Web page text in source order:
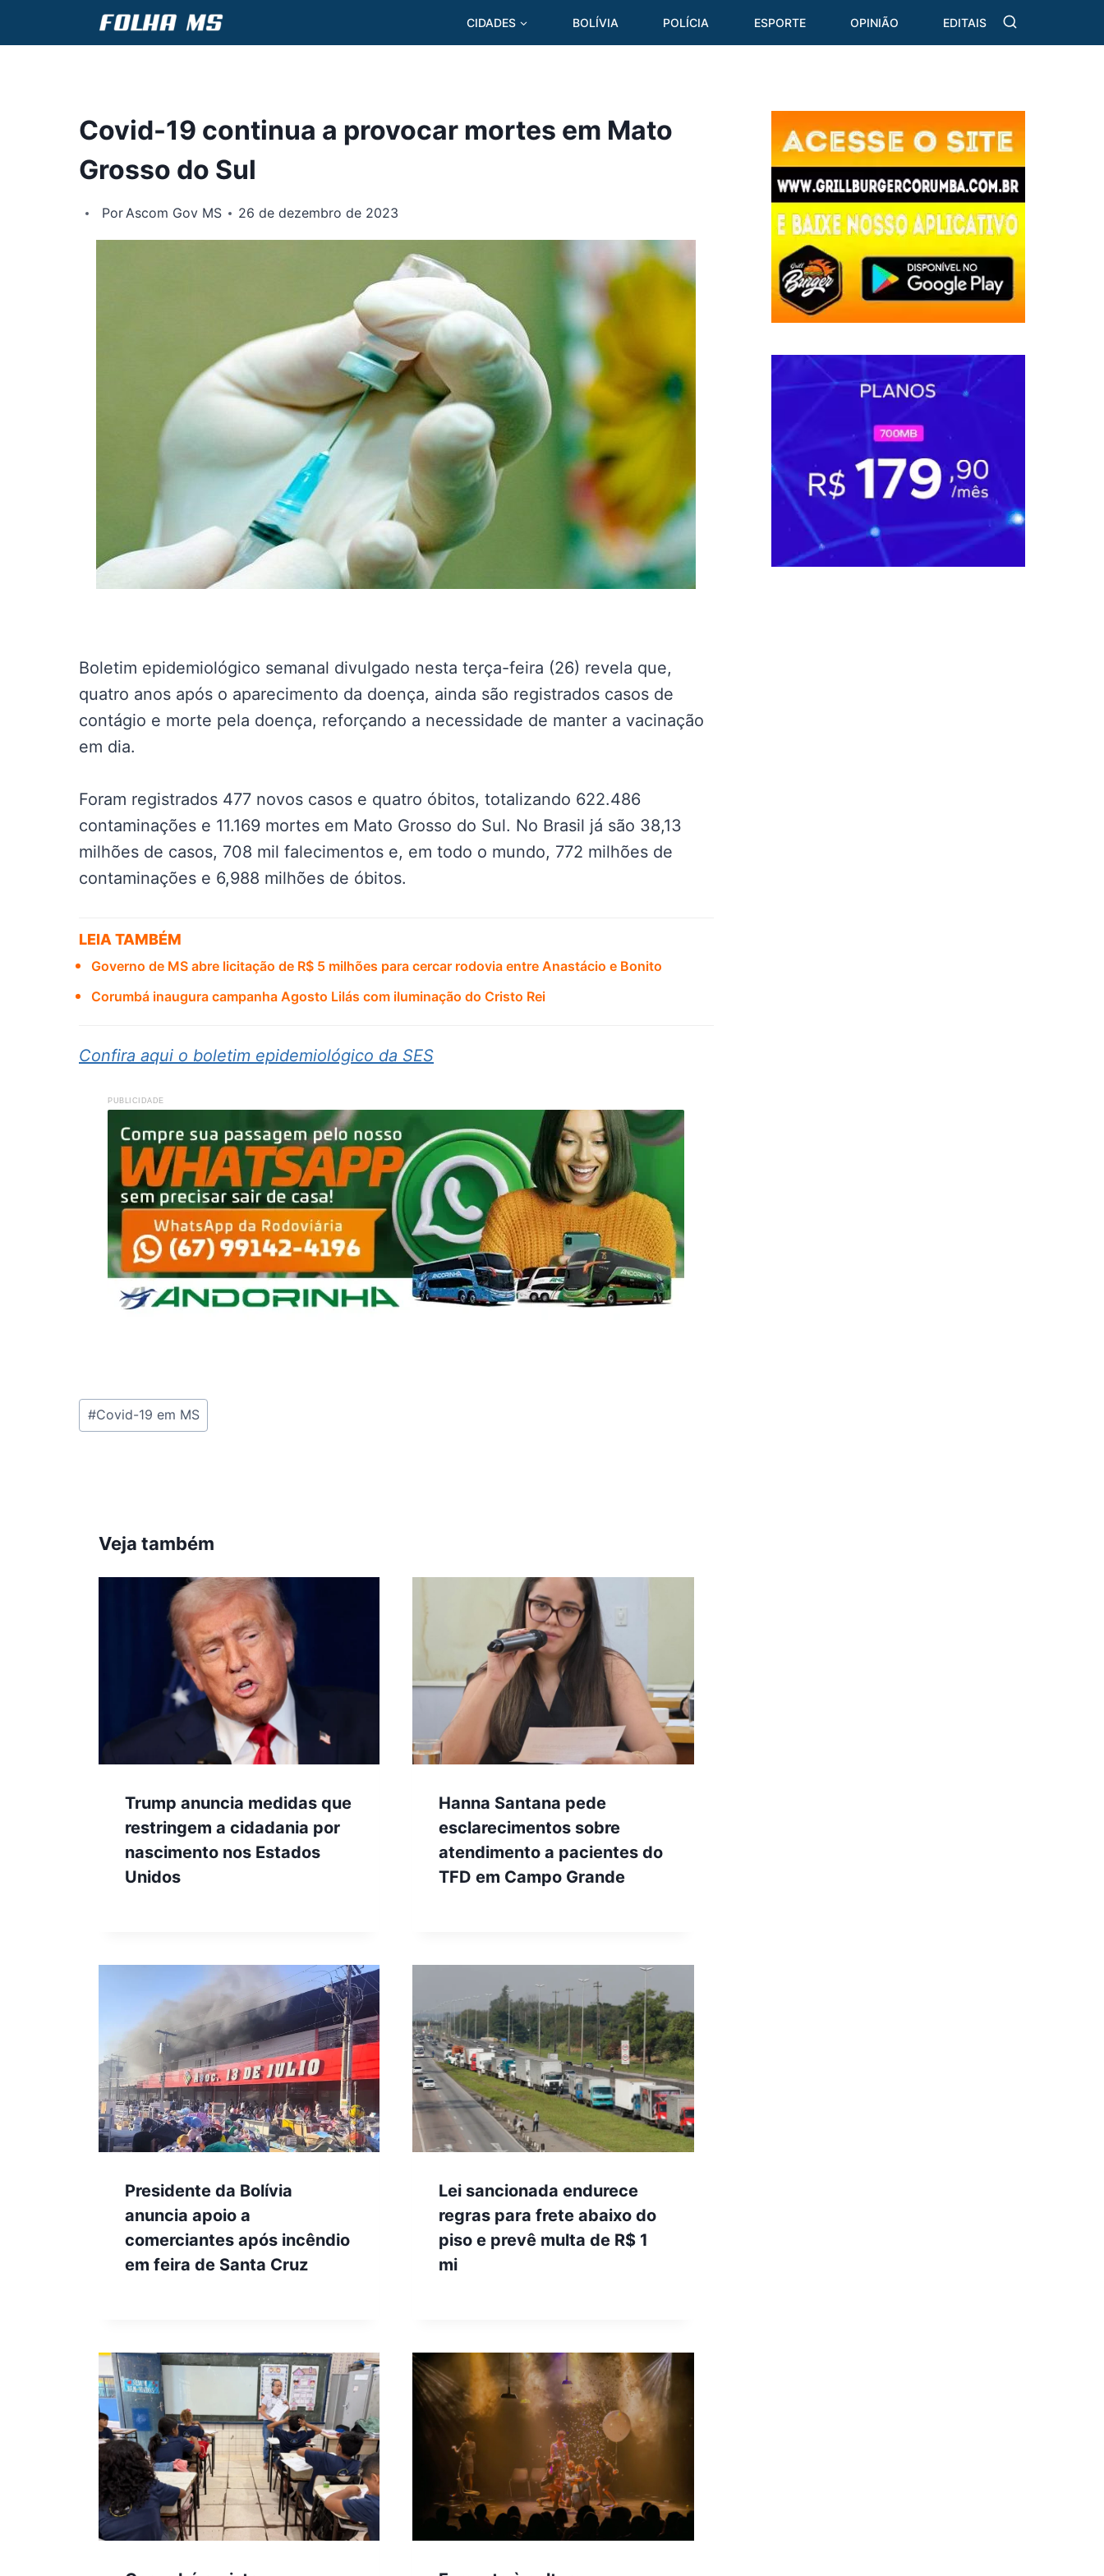
CIDADES BOLÍVIA POLÍCIA ESPORTE OPINIÃO EDITAIS
Covid-19 continua a provocar mortes em Mato
Grosso do Sul
PorAscom Gov MS 26 de dezembro de 2023
Boletim epidemiológico semanal divulgado nesta terça-feira (26) revela que,
quatro anos após o aparecimento da doença, ainda são registrados casos de
contágio e morte pela doença, reforçando a necessidade de manter a vacinação
em dia.
Foram registrados 477 novos casos e quatro óbitos, totalizando 622.486
contaminações e 11.169 mortes em Mato Grosso do Sul. No Brasil já são 38,13
milhões de casos, 708 mil falecimentos e, em todo o mundo, 772 milhões de
contaminações e 6,988 milhões de óbitos.
LEIA TAMBÉM
Governo de MS abre licitação de R$ 5 milhões para cercar rodovia entre Anastácio e Bonito
Corumbá inaugura campanha Agosto Lilás com iluminação do Cristo Rei
Confira aqui o boletim epidemiológico da SES
PUBLICIDADE
Tags
do
#Covid-19 em MS
Veja também
Trump anuncia medidas que
restringem a cidadania por
nascimento nos Estados
Unidos
Hanna Santana pede
esclarecimentos sobre
atendimento a pacientes do
TFD em Campo Grande
Presidente da Bolívia
anuncia apoio a
comerciantes após incêndio
em feira de Santa Cruz
Lei sancionada endurece
regras para frete abaixo do
piso e prevê multa de R$ 1
mi